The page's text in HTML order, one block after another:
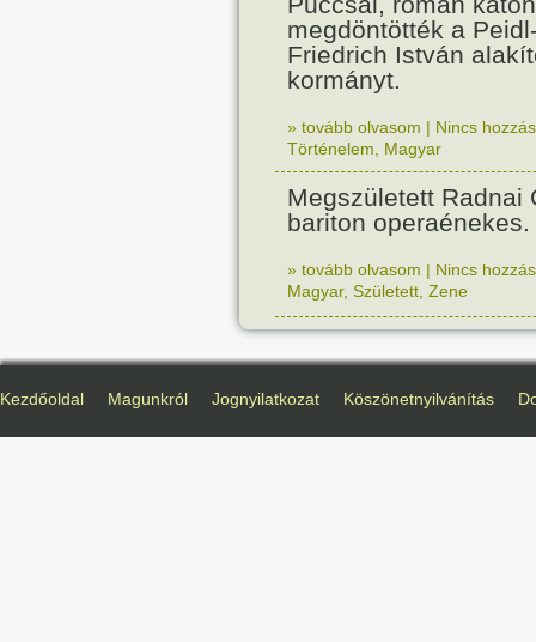
megdöntötték a
Friedrich István
kormányt.
» tovább olvasom | Nincs
Történelem
Magyar
Megszületett Radnai
bariton operaénekes.
» tovább olvasom | Nincs
Magyar, Született Zene
Kezdőoldal Magunkról Jognyilatkozat Köszönetnyilvánítás